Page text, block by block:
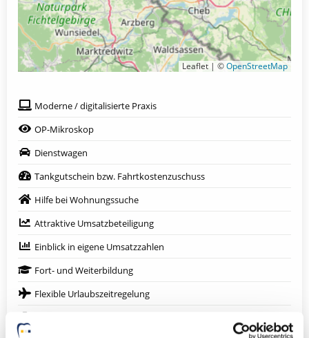
Leaflet | ©OpenStreetMap
Moderne / digitalisierte Praxis
OP-Mikroskop
Dienstwagen
Tankgutschein bzw. Fahrtkostenzuschuss
Hilfe bei Wohnungssuche
Attraktive Umsatzbeteiligung
Einblick in eigene Umsatzzahlen
Fort- und Weiterbildung
Flexible Urlaubszeitregelung